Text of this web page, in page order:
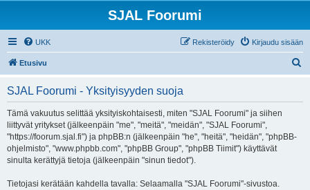
SJAL Foorumi
UKK Kirjaudu sisään
Rekisteröidy
Etusivu
SJAL Foorumi - Yksityisyyden suoja
Tämä vakuutus selittää yksityiskohtaisesti, miten "SJAL Foorumi" ja siihen
liittyvät yritykset (jälkeenpäin "me", "meitä", "meidän", "SJAL Foorumi",
"https://foorum.sjal.fi") ja phpBB:n (jälkeenpäin "he", "heitä", "heidän", "phpBB-
ohjelmisto", "www.phpbb.com", "phpBB Group", "phpBB Tiimit") käyttävät
sinulta kerättyjä tietoja (jälkeenpäin "sinun tiedot").
Tietojasi kerätään kahdella tavalla: Selaamalla "SJAL Foorumi"-sivustoa.